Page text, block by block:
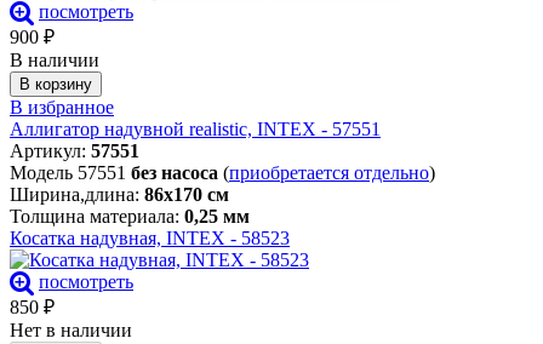
посмотреть
900 ₽
В наличии
В корзину
В избранное
Аллигатор надувной realistic, INTEX - 57551
Артикул: 57551
Модель 57551 без насоса (приобретается отдельно)
Ширина,длина: 86х170 см
Толщина материала: 0,25 мм
Косатка надувная, INTEX - 58523
посмотреть
850 ₽
Нет в наличии